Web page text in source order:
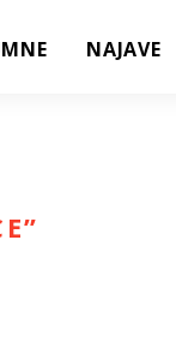
NAJAVE
”